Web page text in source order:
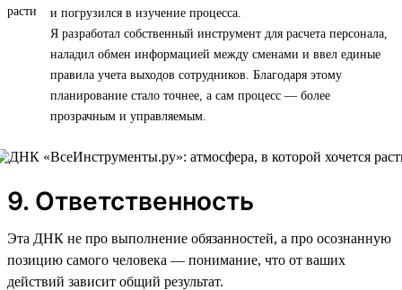
и погрузился в изучение процесса.
Я разработал собственный инструмент для расчета персонала,
наладил обмен информацией между сменами и ввел единые
правила учета выходов сотрудников. Благодаря этому
планирование стало точнее, а сам процесс — более
прозрачным и управляемым.
9. Ответственность
Эта ДНК не про выполнение обязанностей, а про осознанную
позицию самого человека — понимание, что от ваших
действий зависит общий результат.